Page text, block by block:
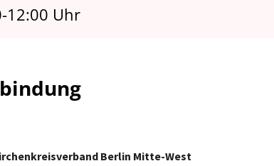
12:00 Uhr
Berlin Mitte-West